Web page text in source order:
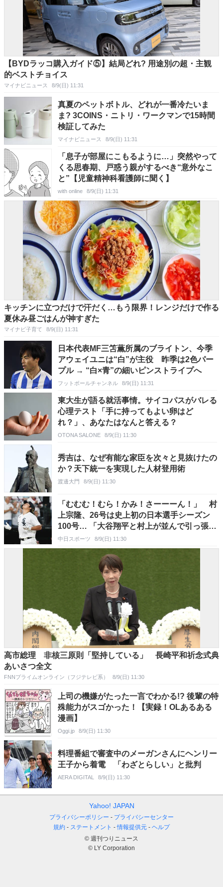
【BYDラッコ購入ガイド⑤】結局どれ? 用途別の超・主観
的ベストチョイス
マイナビニュース 8/9(日) 11:31
真夏のペットボトル、どれが一番冷たいま
ま? 3COINS・ニトリ・ワークマンで15時間
検証してみた
マイナビニュース 8/9(日) 11:31
「息子が部屋にこもるように…」突然やって
くる思春期、戸惑う親がするべき“意外なこ
と”【児童精神科看護師に聞く】
with online 8/9(日) 11:31
キッチンに立つだけで汗だく…もう限界！レンジだけで作る
夏休み昼ごはんが神すぎた
マイナビ子育て 8/9(日) 11:31
日本代表MF三笘薫所属のブライトン、今季
アウェイユニは“白”が主役 昨季は2色パー
プル → “白×青”の細いピンストライプへ
フットボールチャンネル 8/9(日) 11:31
東大生が語る就活事情。サイコパスがバレる
心理テスト「手に持ってもよい卵はど
れ？」、あなたはなんと答える？
OTONA SALONE 8/9(日) 11:30
秀吉は、なぜ有能な家臣を次々と見抜けたの
か？天下統一を実現した人材登用術
渡邊大門 8/9(日) 11:30
「むむむ！むら！かみ！さーーーん！」 村
上宗隆、26号は史上初の日本選手シーズン
100号… 「大谷翔平と村上が並んで引っ張っ
てるのも熱い」
中日スポーツ 8/9(日) 11:30
高市総理 非核三原則「堅持している」 長崎平和祈念式典
あいさつ全文
FNNプライムオンライン（フジテレビ系） 8/9(日) 11:30
上司の機嫌がたった一言でわかる!? 後輩の特
殊能力がスゴかった！【実録！OLあるある
漫画】
Oggi.jp 8/9(日) 11:30
料理番組で審査中のメーガンさんにヘンリー
王子から着電 「わざとらしい」と批判
AERA DIGITAL 8/9(日) 11:30
Yahoo! JAPAN
プライバシーポリシー
プライバシーセンター
規約
ステートメント 情報提供元
ヘルプ
© 週刊つりニュース
© LY Corporation